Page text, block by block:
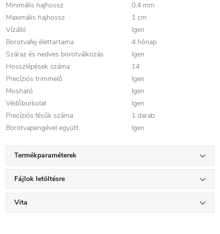
Minimális hajhossz
0,4 mm
Maximális hajhossz
1 cm
Vízálló
Igen
Borotvafej élettartama
4 hónap
Száraz és nedves borotválkozás
Igen
Hosszlépések száma
14
Precíziós trimmelő
Igen
Mosható
Igen
Védőburkolat
Igen
Precíziós fésűk száma
1 darab
Borotvapengével együtt
Igen
Termékparaméterek
Fájlok letöltésre
Vita